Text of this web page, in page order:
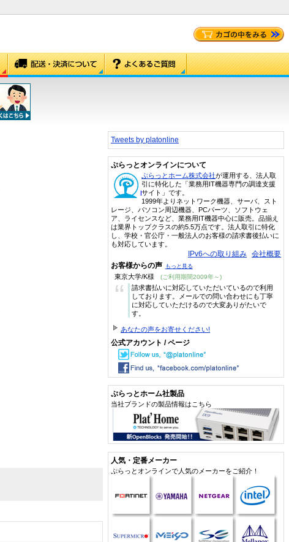
Tweets by platonline
ぷらっとオンラインについて
ぷらっとホーム株式会社が運用する、法人取
引に特化した「業務用IT機器専門の調達支援
サイト」です。
1999年よりネットワーク機器、サーバ、スト
レージ、パソコン周辺機器、PCパーツ、ソフトウェ
ア、ライセンスなど、業務用IT機器中心に販売。品揃え
は業界トップクラスの約5.5万点です。法人取引に特化
し、学校・官公庁・一般法人のお客様の請求書後払いに
も対応しています。
IPv6への取り組み 会社概要
お客様からの声 もっと見る
東京大学/K様 (ご利用期間2009年～)
“
請求書払いに対応していただいているので利用
しております。メールでの問い合わせにも丁寧
に対応していただけるので大変ありがたいで
す。
あなたの声をお寄せください!
公式アカウント / ページ
ぷらっとホーム社製品
当社ブランドの製品情報はこちら
人気・定番メーカー
ぷらっとオンラインで人気のメーカーをご紹介！